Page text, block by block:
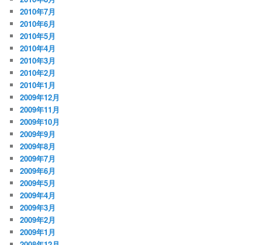
2010年7月
2010年6月
2010年5月
2010年4月
2010年3月
2010年2月
2010年1月
2009年12月
2009年11月
2009年10月
2009年9月
2009年8月
2009年7月
2009年6月
2009年5月
2009年4月
2009年3月
2009年2月
2009年1月